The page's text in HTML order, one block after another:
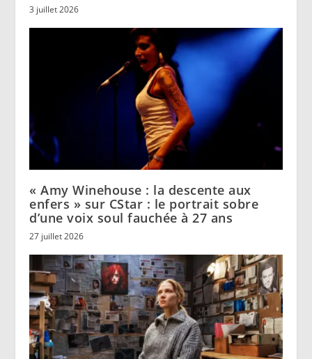
3 juillet 2026
« Amy Winehouse : la descente aux
enfers » sur CStar : le portrait sobre
d’une voix soul fauchée à 27 ans
27 juillet 2026